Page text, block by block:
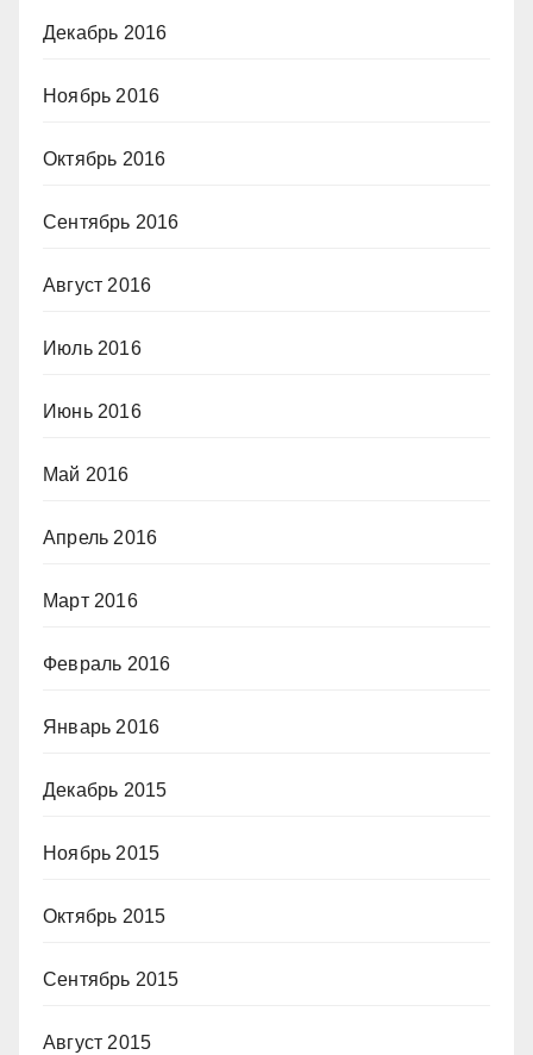
Декабрь 2016
Ноябрь 2016
Октябрь 2016
Сентябрь 2016
Август 2016
Июль 2016
Июнь 2016
Май 2016
Апрель 2016
Март 2016
Февраль 2016
Январь 2016
Декабрь 2015
Ноябрь 2015
Октябрь 2015
Сентябрь 2015
Август 2015